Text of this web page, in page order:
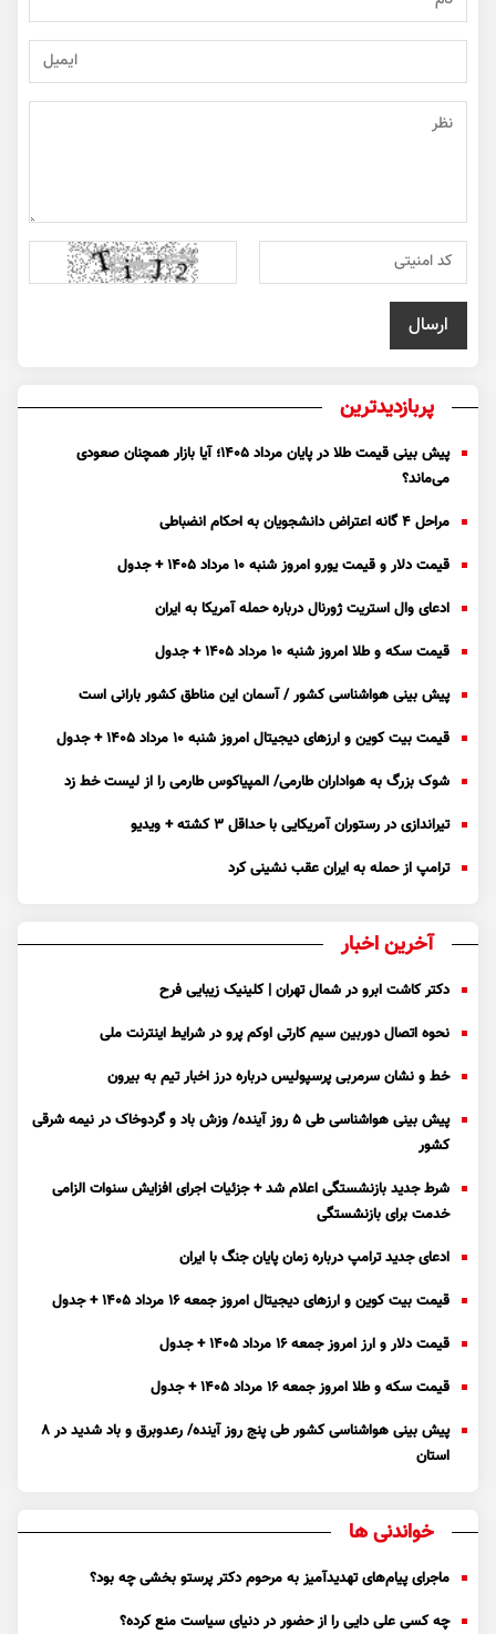
پربازدیدترین
پیش بینی قیمت طلا در پایان مرداد 1405؛ آیا بازار همچنان صعودی
می‌ماند؟
مراحل ۴ گانه اعتراض دانشجویان به احکام انضباطی
قیمت دلار و قیمت یورو امروز شنبه ۱۰ مرداد ۱۴۰۵ + جدول
ادعای وال استریت ژورنال درباره حمله آمریکا به ایران
قیمت سکه و طلا امروز شنبه ۱۰ مرداد ۱۴۰۵ + جدول
پیش بینی هواشناسی کشور / آسمان این مناطق کشور بارانی است
قیمت بیت کوین و ارز‌های دیجیتال امروز شنبه ۱۰ مرداد ۱۴۰۵ + جدول
شوک بزرگ به هواداران طارمی/ المپیاکوس طارمی را از لیست خط زد
تیراندازی در رستوران آمریکایی با حداقل ۳ کشته + ویدیو
ترامپ از حمله به ایران عقب نشینی کرد
آخرین اخبار
دکتر کاشت ابرو در شمال تهران | کلینیک زیبایی فرح
نحوه اتصال دوربین سیم کارتی اوکم پرو در شرایط اینترنت ملی
خط و نشان سرمربی پرسپولیس درباره درز اخبار تیم به بیرون
پیش بینی هواشناسی طی ۵ روز آینده/ وزش باد و گردوخاک در نیمه شرقی
کشور
شرط جدید بازنشستگی اعلام شد + جزئیات اجرای افزایش سنوات الزامی
خدمت برای بازنشستگی
ادعای جدید ترامپ درباره زمان پایان جنگ با ایران
قیمت بیت کوین و ارز‌های دیجیتال امروز جمعه ۱۶ مرداد ۱۴۰۵ + جدول
قیمت دلار و ارز امروز جمعه ۱۶ مرداد ۱۴۰۵ + جدول
قیمت سکه و طلا امروز جمعه ۱۶ مرداد ۱۴۰۵ + جدول
پیش بینی هواشناسی کشور طی پنج روز آینده/ رعدوبرق و باد شدید در ۸
استان
خواندنی ها
ماجرای پیام‌های تهدیدآمیز به مرحوم دکتر پرستو بخشی چه بود؟
چه کسی علی دایی را از حضور در دنیای سیاست منع کرده؟